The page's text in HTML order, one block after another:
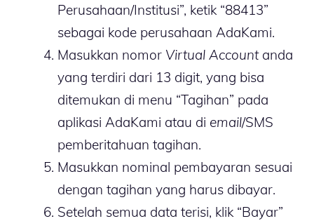
Perusahaan/Institusi”, ketik “88413”
sebagai kode perusahaan AdaKami.
Masukkan nomor Virtual Accountanda
yang terdiri dari 13 digit, yang bisa
ditemukan di menu “Tagihan” pada
aplikasi AdaKami atau di email/SMS
pemberitahuan tagihan.
Masukkan nominal pembayaran sesuai
dengan tagihan yang harus dibayar.
Setelah semua data terisi, klik “Bayar”